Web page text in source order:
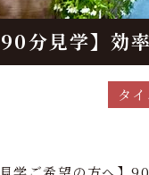
90分見学】効
タ